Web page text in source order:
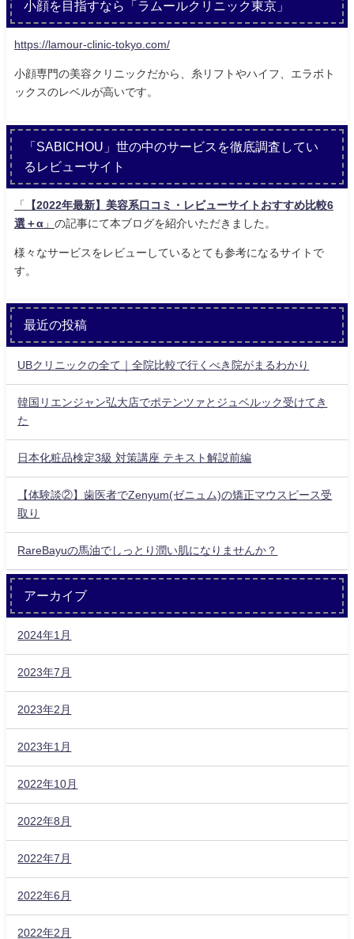
小顔を目指すなら「ラムールクリニック東京」
https://lamour-clinic-tokyo.com/
小顔専門の美容クリニックだから、糸リフトやハイフ、エラボト
ックスのレベルが高いです。
「SABICHOU」世の中のサービスを徹底調査してい
るレビューサイト
「
【2022年最新】美容系口コミ・レビューサイトおすすめ比較6
選＋α 」 の記事にて本ブログを紹介いただきました。
様々なサービスをレビューしているとても参考になるサイトで
す。
最近の投稿
UBクリニックの全て｜全院比較で行くべき院がまるわかり
韓国リエンジャン弘大店でポテンツァとジュベルック受けてき
た
日本化粧品検定3級 対策講座 テキスト解説前編
【体験談②】歯医者でZenyum(ゼニュム)の矯正マウスピース受
取り
RareBayuの馬油でしっとり潤い肌になりませんか？
アーカイブ
2024年1月
2023年7月
2023年2月
2023年1月
2022年10月
2022年8月
2022年7月
2022年6月
2022年2月